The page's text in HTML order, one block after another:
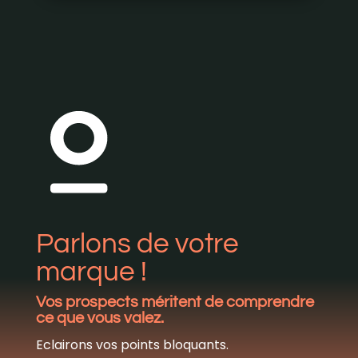
Parlons de votre
marque !
Vos prospects méritent de comprendre
ce que vous valez.
Eclairons vos points bloquants.